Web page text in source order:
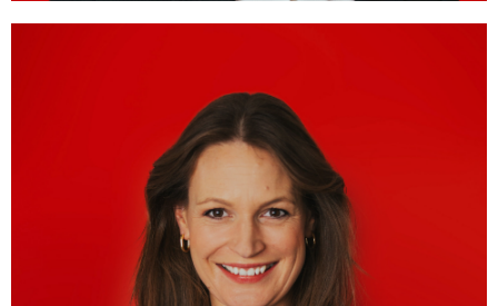
Über mich:
3 Kinder, arbeite als angestellte Inge- nieurin in
Elternteilzeit und setze mich für flexible Betreuungs- und
Lernzeiten ein. Ich unterstütze die nachhaltige
Ortsentwicklung mit einem besonde- ren Blick auf Natur,
Versorgung und Industrie. Offene Kommunikation und
inklusive Entscheidungen sind mir wichtig. Als Vorsitzende